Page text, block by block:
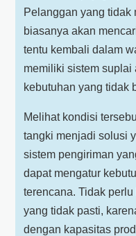
Pelanggan yang tidak
biasanya akan
tentu kembali dalam
memiliki sistem suplai
kebutuhan yang tidak
Melihat kondisi
tangki menjadi solusi
sistem pengiriman
dapat mengatur
terencana. Tidak
yang tidak pasti,
dengan kapasitas